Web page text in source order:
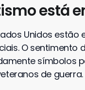
está
Unidos
O sentimento
símbolos
de guerra.